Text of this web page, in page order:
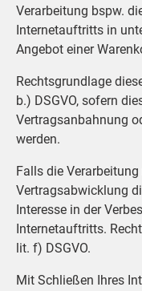
Verarbeitung bspw.
Internetauftritts in
Angebot einer
Rechtsgrundlage
b.) DSGVO, sofern
Vertragsanbahnung
werden.
Falls die
Vertragsabwicklung
Interesse in der
Internetauftritts.
lit. f) DSGVO.
Mit Schließen Ihres